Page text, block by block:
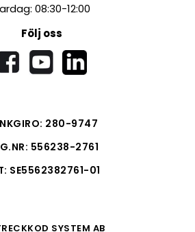
08:30-12:00
Följ oss
280-9747
556238-2761
SE5562382761-01
SYSTEM AB